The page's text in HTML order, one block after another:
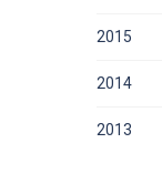
2015
2014
2013